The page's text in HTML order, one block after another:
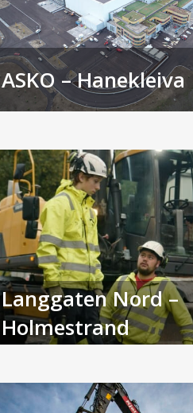
ASKO – Hanekleiva
Langgaten Nord –
Holmestrand